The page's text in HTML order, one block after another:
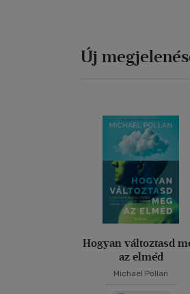
Új
Hogyan változtasd
az elméd
Michael Pollan